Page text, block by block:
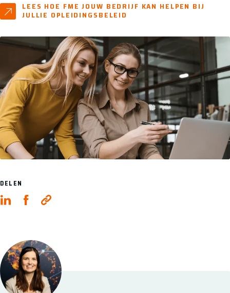
LEES HOE FME JOUW BEDRIJF KAN HELPEN BIJ
JULLIE OPLEIDINGSBELEID
DELEN